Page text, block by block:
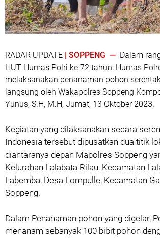
RADAR UPDATE | SOPPENG — Dalam
HUT Humas Polri ke 72 tahun, Humas
melaksanakan penanaman pohon
langsung oleh Wakapolres Soppeng
Yunus, S.H, M.H, Jumat, 13 Oktober 2023.
Kegiatan yang dilaksanakan secara
Indonesia tersebut dipusatkan dua titik
diantaranya depan Mapolres Soppeng
Kelurahan Lalabata Rilau, Kecamatan
Labemba, Desa Lompulle, Kecamatan
Soppeng.
Dalam Penanaman pohon yang digelar,
menanam sebanyak 100 bibit pohon